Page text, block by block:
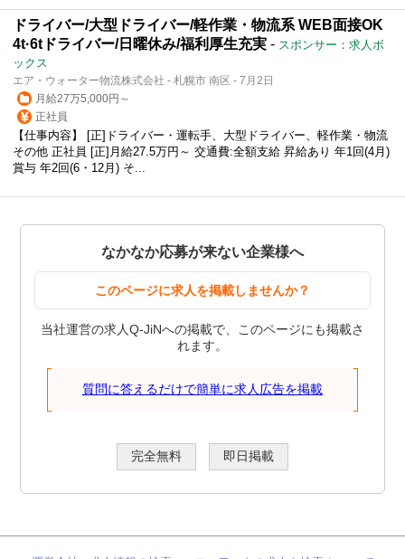
ドライバー/大型ドライバー/軽作業・物流系 WEB面接OK
4t·6tドライバー/日曜休み/福利厚生充実 - スポンサー：求人ボ
ックス
エア・ウォーター物流株式会社 - 札幌市 南区 - 7月2日
月給27万5,000円～
正社員
【仕事内容】 [正]ドライバー・運転手、大型ドライバー、軽作業・物流
その他 正社員 [正]月給27.5万円～ 交通費:全額支給 昇給あり 年1回(4月)
賞与 年2回(6・12月) そ...
なかなか応募が来ない企業様へ
このページに求人を掲載しませんか？
当社運営の求人Q-JiNへの掲載で、このページにも掲載さ
れます。
質問に答えるだけで簡単に求人広告を掲載
完全無料 即日掲載